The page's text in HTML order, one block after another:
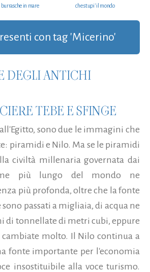
burrasche in mare
che stupi' il mondo
con tag 'Micerino'
DEGLI ANTICHI
TEBE E SFINGE
sono due le immagini che
piramidi e Nilo. Ma se le piramidi
civiltà millenaria governata dai
più lungo del mondo ne
più profonda, oltre che la fonte
passati a migliaia, di acqua ne
di tonnellate di metri cubi, eppure
cambiate molto. Il Nilo continua a
fonte importante per l'economia
insostituibile alla voce turismo.